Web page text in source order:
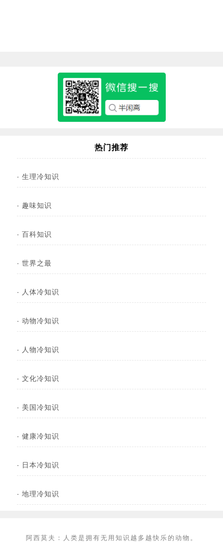
热门推荐
· 生理冷知识
· 趣味知识
· 百科知识
· 世界之最
· 人体冷知识
· 动物冷知识
· 人物冷知识
· 文化冷知识
· 美国冷知识
· 健康冷知识
· 日本冷知识
· 地理冷知识
阿西莫夫：人类是拥有无用知识越多越快乐的动物。